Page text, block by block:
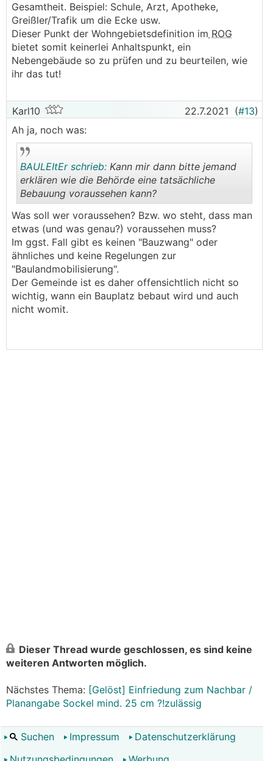
Gesamtheit. Beispiel: Schule, Arzt, Apotheke,
Greißler/Trafik um die Ecke usw.
Dieser Punkt der Wohngebietsdefinition im ROG
bietet somit keinerlei Anhaltspunkt, ein
Nebengebäude so zu prüfen und zu beurteilen, wie
ihr das tut!
Karl10 22.7.2021 (#13)
Ah ja, noch was:
..
BAULEItEr schrieb: Kann mir dann bitte jemand
erklären wie die Behörde eine tatsächliche
Bebauung voraussehen kann?
Was soll wer voraussehen? Bzw. wo steht, dass man
etwas (und was genau?) voraussehen muss?
Im ggst. Fall gibt es keinen "Bauzwang" oder
ähnliches und keine Regelungen zur
"Baulandmobilisierung".
Der Gemeinde ist es daher offensichtlich nicht so
wichtig, wann ein Bauplatz bebaut wird und auch
nicht womit.
Dieser Thread wurde geschlossen, es sind keine
weiteren Antworten möglich.
Nächstes Thema: [Gelöst] Einfriedung zum Nachbar /
Planangabe Sockel mind. 25 cm ?!zulässig
Suchen Impressum
Datenschutzerklärung